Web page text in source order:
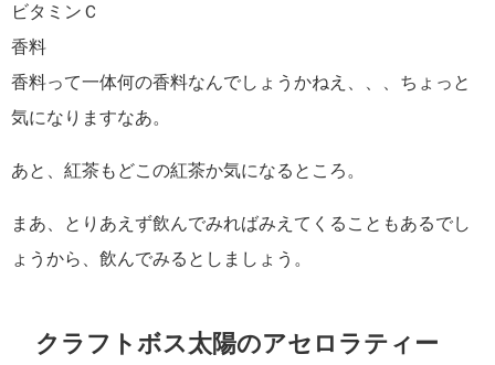
ビタミンＣ
香料
香料って一体何の香料なんでしょうかねえ、、、ちょっと
気になりますなあ。
あと、紅茶もどこの紅茶か気になるところ。
まあ、とりあえず飲んでみればみえてくることもあるでし
ょうから、飲んでみるとしましょう。
クラフトボス太陽のアセロラティー